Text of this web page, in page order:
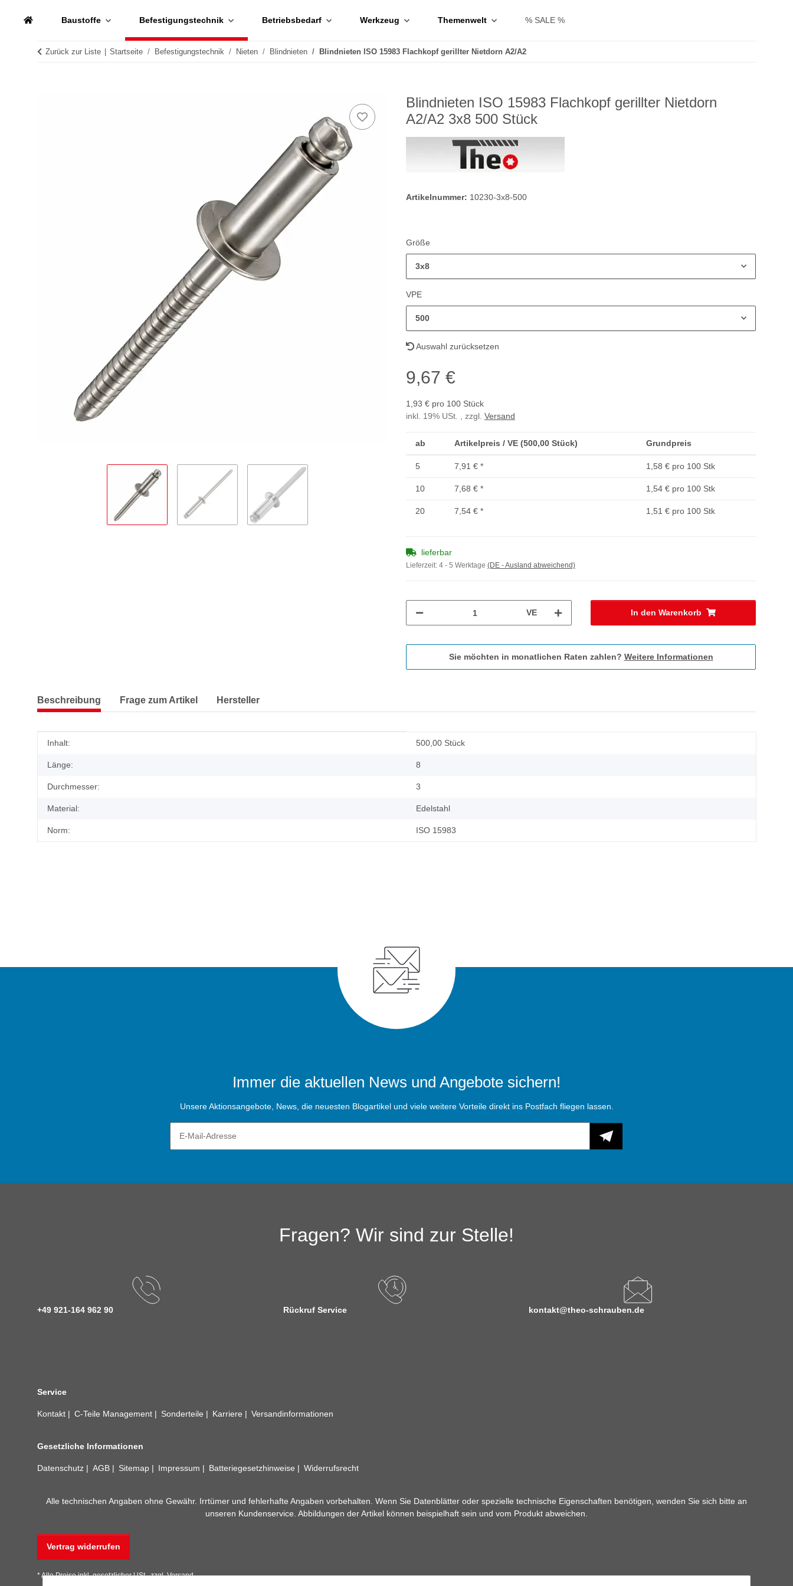
Baustoffe Befestigungstechnik Betriebsbedarf Werkzeug Themenwelt % SALE %
Zurück zur Liste Startseite Befestigungstechnik Nieten Blindnieten Blindnieten ISO 15983 Flachkopf gerillter Nietdorn A2/A2
Blindnieten ISO 15983 Flachkopf gerillter Nietdorn
A2/A2 3x8 500 Stück
Artikelnummer: 10230-3x8-500
Größe
3x8
VPE
500
Auswahl zurücksetzen
9,67 €
1,93 € pro 100 Stück
inkl. 19% USt. , zzgl. Versand
ab Artikelpreis / VE (500,00 Stück) Grundpreis
5 7,91 € * 1,58 € pro 100 Stk
10 7,68 € * 1,54 € pro 100 Stk
20 7,54 € * 1,51 € pro 100 Stk
lieferbar
Lieferzeit: 4 - 5 Werktage (DE - Ausland abweichend)
VE In den Warenkorb
Sie möchten in monatlichen Raten zahlen? Weitere Informationen
Beschreibung Frage zum Artikel Hersteller
Produkteigenschaft
Wert
Inhalt: 500,00 Stück
Länge: 8
Durchmesser: 3
Material: Edelstahl
Norm: ISO 15983
Immer die aktuellen News und Angebote sichern!
Unsere Aktionsangebote, News, die neuesten Blogartikel und viele weitere Vorteile direkt ins Postfach fliegen lassen.
Fragen? Wir sind zur Stelle!
+49 921-164 962 90 Rückruf Service kontakt@theo-schrauben.de
Service
Kontakt C-Teile Management Sonderteile Karriere Versandinformationen
Gesetzliche Informationen
Datenschutz AGB Sitemap Impressum Batteriegesetzhinweise Widerrufsrecht
Alle technischen Angaben ohne Gewähr. Irrtümer und fehlerhafte Angaben vorbehalten. Wenn Sie Datenblätter oder spezielle technische Eigenschaften benötigen, wenden Sie sich bitte an
unseren Kundenservice. Abbildungen der Artikel können beispielhaft sein und vom Produkt abweichen.
Vertrag widerrufen
* Alle Preise inkl. gesetzlicher USt., zzgl.Versand